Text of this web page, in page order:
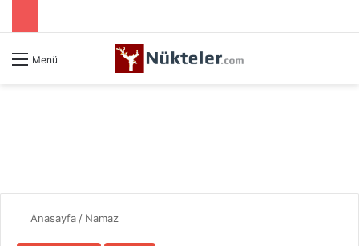
Menü
Anasayfa / Namaz